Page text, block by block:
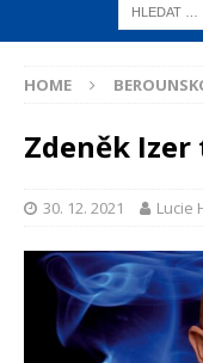
HOME
Zdeněk
30. 12. 2021 Lucie